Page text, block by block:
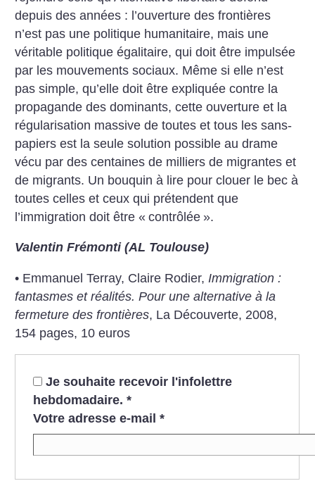
depuis des années : l’ouverture des frontières
n’est pas une politique humanitaire, mais une
véritable politique égalitaire, qui doit être impulsée
par les mouvements sociaux. Même si elle n’est
pas simple, qu’elle doit être expliquée contre la
propagande des dominants, cette ouverture et la
régularisation massive de toutes et tous les sans-
papiers est la seule solution possible au drame
vécu par des centaines de milliers de migrantes et
de migrants. Un bouquin à lire pour clouer le bec à
toutes celles et ceux qui prétendent que
l’immigration doit être « contrôlée ».
Valentin Frémonti (AL Toulouse)
• Emmanuel Terray, Claire Rodier, Immigration :
fantasmes et réalités. Pour une alternative à la
fermeture des frontières, La Découverte, 2008,
154 pages, 10 euros
Je souhaite recevoir l'infolettre
hebdomadaire. *
Votre adresse e-mail *